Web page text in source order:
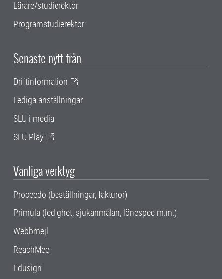
Lärare/studierektor
Programstudierektor
Senaste nytt från
Driftinformation
Lediga anställningar
SLU i media
SLU Play
Vanliga verktyg
Proceedo (beställningar, fakturor)
Primula (ledighet, sjukanmälan, lönespec m.m.)
Webbmejl
ReachMee
Edusign